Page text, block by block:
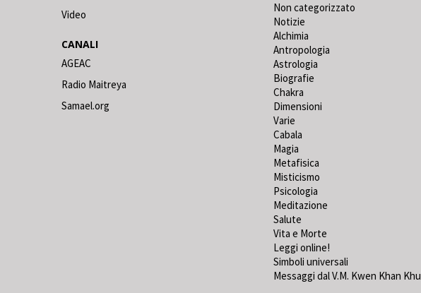
Video
CANALI
AGEAC
Radio Maitreya
Samael.org
Non categorizzato
Notizie
Alchimia
Antropologia
Astrologia
Biografie
Chakra
Dimensioni
Varie
Cabala
Magia
Metafisica
Misticismo
Psicologia
Meditazione
Salute
Vita e Morte
Leggi online!
Simboli universali
Messaggi dal V.M. Kwen Khan Khu